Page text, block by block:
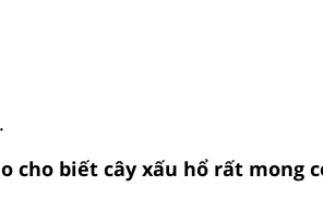
cho biết cây xấu hổ rất mong